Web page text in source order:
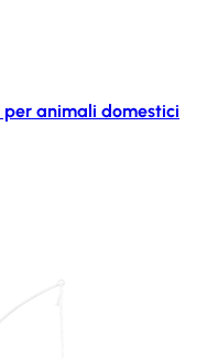
animali domestici